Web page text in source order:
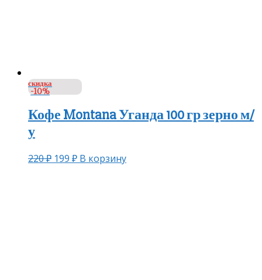
скидка
-10%
Кофе Montana Уганда 100 гр зерно м/
у
220₽ 199 ₽ В корзину